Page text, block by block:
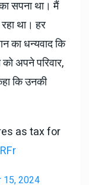
सपना था। मैं
था। हर
का धन्यवाद कि
अपने परिवार,
कि उनकी
as tax for
15, 2024